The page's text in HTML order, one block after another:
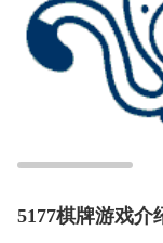
5177棋牌游戏介